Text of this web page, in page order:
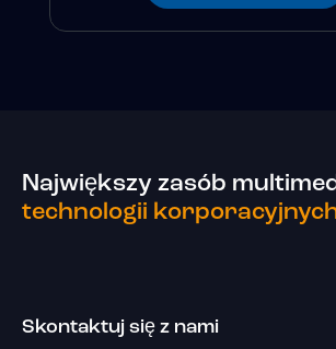
Największy zasób
technologii
Skontaktuj się z nami